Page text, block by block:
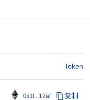
Token
0x1f...12af 复制
设计利用先进的分片技
应用和平台的战略合作伙
此外，其对隐私的承诺通
易保持机密，同时遵守监
的加密货币领域中成为一